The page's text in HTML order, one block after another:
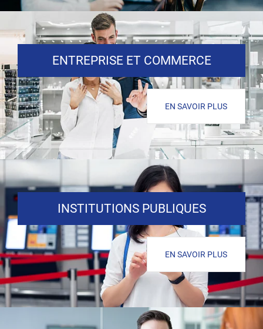
ENTREPRISE ET COMMERCE
EN SAVOIR PLUS
INSTITUTIONS PUBLIQUES
EN SAVOIR PLUS